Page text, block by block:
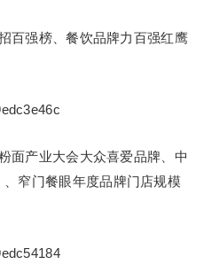
百强榜、餐饮品牌力百强红鹰
面产业大会大众喜爱品牌、中
窄门餐眼年度品牌门店规模